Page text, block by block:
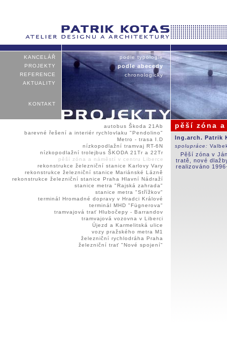
KANCELÁŘ
PROJEKTY
REFERENCE
AKTUALITY
KONTAKT
podle typologie
podle abecedy
chronologicky
autobus Škoda 21Ab
barevné řešení a interiér rychlovlaku "Pendolino"
Metro - trasa I.D
nízkopodlažní tramvaj RT-6N
nízkopodlažní trolejbus ŠKODA 21Tr a 22Tr
pěší zóna a náměstí v centru Liberce
rekonstrukce železniční stanice Karlovy Vary
rekonstrukce železniční stanice Mariánské Lázně
rekonstrukce železniční stanice Praha Hlavní Nádraží
stanice metra "Rajská zahrada"
stanice metra "Střížkov"
terminál Hromadné dopravy v Hradci Králové
terminál MHD "Fügnerova"
tramvajová trať Hlubočepy - Barrandov
tramvajová vozovna v Liberci
Újezd a Karmelitská ulice
vozy pražského metra M1
železniční rychlodráha Praha
železniční trať "Nové spojení"
pěší zóna
Ing.arch. Patrik
spolupráce:
Pěší zóna v
tratě, nové
realizováno